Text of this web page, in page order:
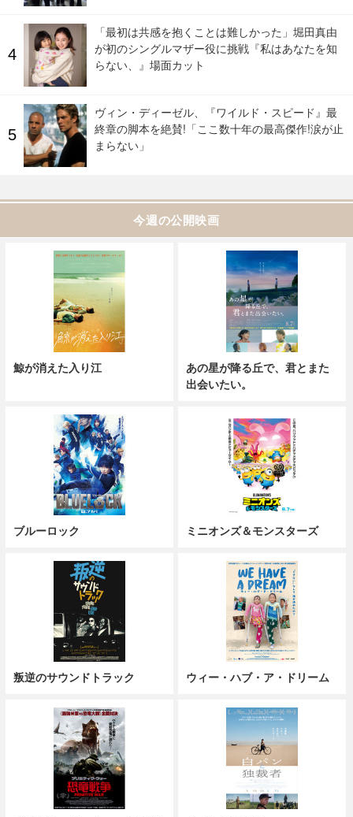
「最初は共感を抱くことは難しかった」堀田真由
が初のシングルマザー役に挑戦『私はあなたを知
らない、』場面カット
ヴィン・ディーゼル、『ワイルド・スピード』最
終章の脚本を絶賛!「ここ数十年の最高傑作!涙が止
まらない」
今週の公開映画
鯨が消えた入り江
あの星が降る丘で、君とまた
出会いたい。
ブルーロック ミニオンズ＆モンスターズ
叛逆のサウンドトラック ウィー・ハブ・ア・ドリーム